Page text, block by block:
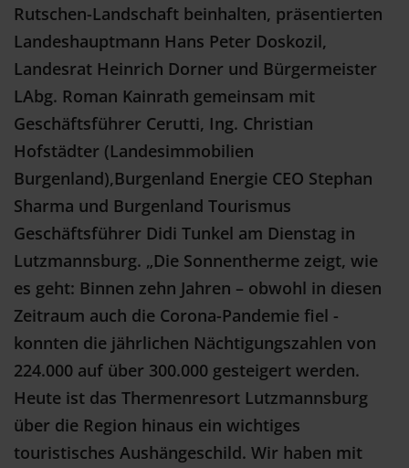
Rutschen-Landschaft beinhalten, präsentierten
Landeshauptmann Hans Peter Doskozil,
Landesrat Heinrich Dorner und Bürgermeister
LAbg. Roman Kainrath gemeinsam mit
Geschäftsführer Cerutti, Ing. Christian
Hofstädter (Landesimmobilien
Burgenland),Burgenland Energie CEO Stephan
Sharma und Burgenland Tourismus
Geschäftsführer Didi Tunkel am Dienstag in
Lutzmannsburg. „Die Sonnentherme zeigt, wie
es geht: Binnen zehn Jahren – obwohl in diesen
Zeitraum auch die Corona-Pandemie fiel -
konnten die jährlichen Nächtigungszahlen von
224.000 auf über 300.000 gesteigert werden.
Heute ist das Thermenresort Lutzmannsburg
über die Region hinaus ein wichtiges
touristisches Aushängeschild. Wir haben mit